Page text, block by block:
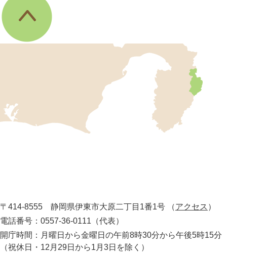
を
記
県
の
東
部
所
〒414-8555 静岡県伊東市大原二丁目1番1号 （アクセス ）
電話番号：0557-36-0111（代表）
開庁時間：月曜日から金曜日の午前8時30分から午後5時15分
（祝休日・12月29日から1月3日を除く）